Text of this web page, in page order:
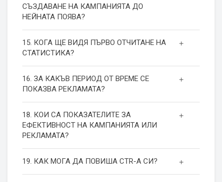
СЪЗДАВАНЕ НА КАМПАНИЯТА ДО
НЕЙНАТА ПОЯВА?
15. КОГА ЩЕ ВИДЯ ПЪРВО ОТЧИТАНЕ НА
СТАТИСТИКА?
16. ЗА КАКЪВ ПЕРИОД ОТ ВРЕМЕ СЕ
ПОКАЗВА РЕКЛАМАТА?
18. КОИ СА ПОКАЗАТЕЛИТЕ ЗА
ЕФЕКТИВНОСТ НА КАМПАНИЯТА ИЛИ
РЕКЛАМАТА?
19. КАК МОГА ДА ПОВИША СТR-А СИ?